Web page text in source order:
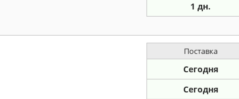
1 дн.
Поставка
Сегодня
Сегодня